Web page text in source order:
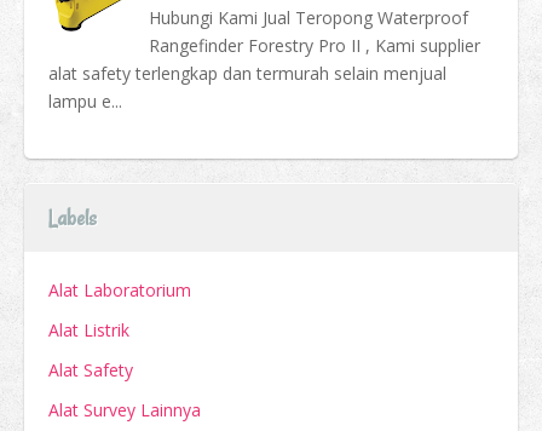
Hubungi Kami Jual Teropong Waterproof
Rangefinder Forestry Pro II , Kami supplier
alat safety terlengkap dan termurah selain menjual
lampu e...
Labels
Alat Laboratorium
Alat Listrik
Alat Safety
Alat Survey Lainnya